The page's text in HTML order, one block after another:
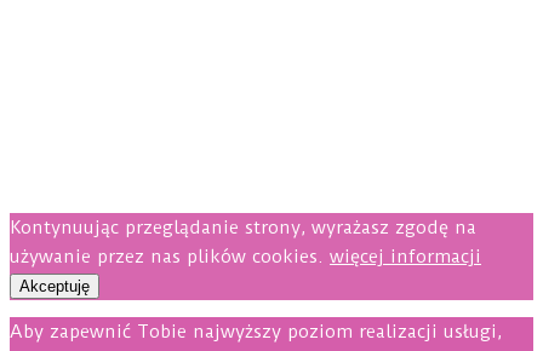
Kontynuując przeglądanie strony, wyrażasz zgodę na
używanie przez nas plików cookies. więcej informacji
Akceptuję
Aby zapewnić Tobie najwyższy poziom realizacji usługi,